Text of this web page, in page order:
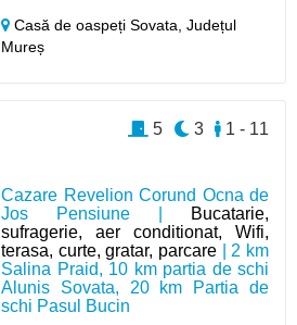
Casă de oaspeți Sovata,Județul
Mureș
Cazare Revelion Corund Ocna de
Jos Pensiune |
Bucatarie,
sufragerie, aer conditionat, Wifi,
terasa, curte, gratar, parcare | 2 km
Salina Praid, 10 km partia de schi
Alunis Sovata, 20 km Partia de
schi Pasul Bucin
1 - 11
3
5